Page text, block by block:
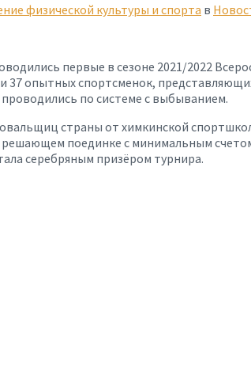
физической культуры и спорта в
первые в сезоне 2021/2022
37 опытных спортсменок,
проводились по системе с выбыванием.
страны от химкинской
поединке с минимальным
серебряным призёром турнира.